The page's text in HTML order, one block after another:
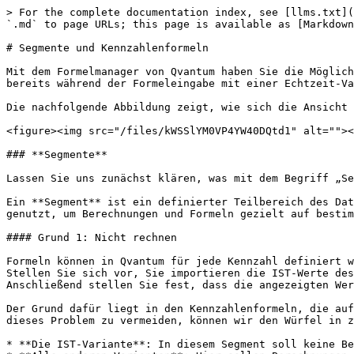
> For the complete documentation index, see [llms.txt](https://docs.qvantum-plan.de/llms.txt). Markdown versions of documentation pages are available by appending `.md` to page URLs; this page is available as [Markdown](https://docs.qvantum-plan.de/modell/segmente_und_kennzahlenformeln.md).

# Segmente und Kennzahlenformeln

Mit dem Formelmanager von Qvantum haben Sie die Möglichkeit, die Kennzahlen in Ihrem Modell einfach und effektiv mit Formeln zu verknüpfen. Wir unterstützen Sie bereits während der Formeleingabe mit einer Echtzeit-Validierung, die überprüft, ob die Formel im Modell gültig ist.

Die nachfolgende Abbildung zeigt, wie sich die Ansicht unter *Modell > Formeln* zusammensetzt.

<figure><img src="/files/kWSSlYM0VP4YW40DQtd1" alt=""><figcaption><p><em>Segmente (1) und die darin enthaltenen Kennzahlenformen (2)</em></p></figcaption></figure>

### **Segmente**

Lassen Sie uns zunächst klären, was mit dem Begriff „Segmente“ im Zusammenhang mit einem Datencube gemeint ist und welche Funktionen sie erfüllen.

Ein **Segment** ist ein definierter Teilbereich des Datenwürfels, der spezifische Daten anhand von Dimensionen (z. B. Varianten, Jahre) umfasst. Segmente werden genutzt, um Berechnungen und Formeln gezielt auf bestimmte Bereiche des Datenmodells anzuwenden, anstatt auf den gesamten Würfel.

#### Grund 1: Nicht rechnen

Formeln können in Qvantum für jede Kennzahl definiert werden. Ohne die Verwendung von Segmenten gilt jedoch eine Kennzahlenformel für den gesamten Datenwürfel. Stellen Sie sich vor, Sie importieren die IST-Werte des vergangenen Jahres aus einem anderen System in Qvantum, sei es manuell oder automatisiert über eine API. Anschließend stellen Sie fest, dass die angezeigten Werte in Qvantum nicht mit den hochgeladenen Werten übereinstimmen.

Der Grund dafür liegt in den Kennzahlenformeln, die auf den gesamten Würfel angewendet werden und somit die importierten Werte teilweise überschreiben können. Um dieses Problem zu vermeiden, können wir den Würfel in zwei Segmente aufteilen.

* **Die IST-Variante**: In diesem Segment soll keine Berechnung stattfinden.
* **Alle anderen Varianten**: Hier sollen Berechnungen durchgeführt werden.

Die folgende Abbildung veranschaulicht das Konzept dieser Segmentierung.

<figure><img src="/files/Ac5voJtKvngBd0LrD4fV" alt=""><figcaption><p><em>Die Ist-Variante wird von den übrigen Varianten abgeschnitten</em></p></figcaption></figure>

#### Grund 2: Anders rechnen

Bestimmte Kennzahlen basieren auf Konstanten, die sich im Laufe der Zeit ändern können. Ein Beispiel hierfür könnte der durchschnittliche Sozialversicherungsbeitrag sein, der für die Planung des nächsten Jahres verwendet wird und jährlich angepasst wird. Für das Jahr 2025 möchten wir daher eine andere Konstante in die Berechnung integrieren als für 2024. Um diese Anpassungen vornehmen zu können, benötigen wir Segmente, die den Datenwürfel in Teilwürfel für die unterschiedlichen Jahre aufteilen.

### Das Schneiden von Segmenten

Um den zuvor aufgeführten Beispielen zu folgen, schauen wir uns jetzt an, wie wir den Datenwürfel entsprechend aufteilen.

In der linken Box „Segmente“ sehen wir bislang nur ein einziges Segment: den Datenwürfel, hier als „Komplettes Modell“ bezeichnet.

**Edit Modus**

Um Änderungen an der